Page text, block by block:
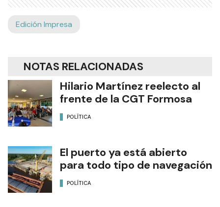
Edición Impresa
NOTAS RELACIONADAS
Hilario Martínez reelecto al
frente de la CGT Formosa
POLÍTICA
El puerto ya está abierto
para todo tipo de navegación
POLÍTICA